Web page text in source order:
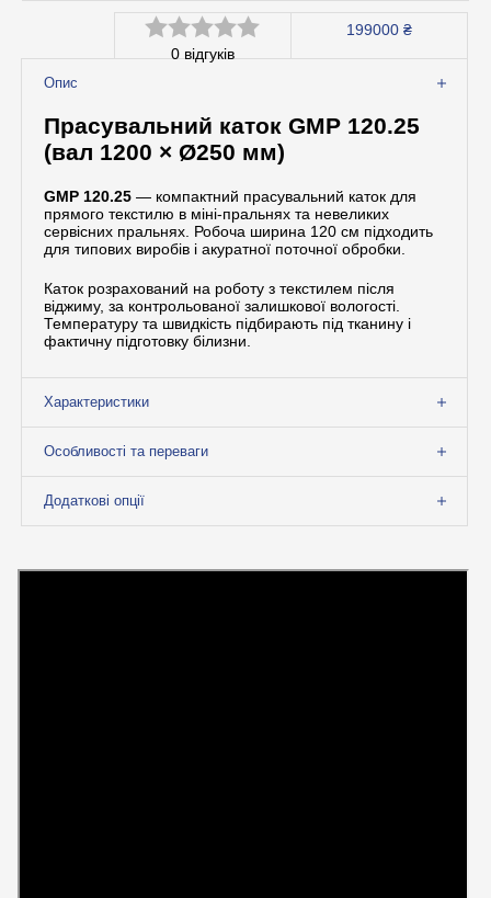
Допоміжне обладнання
Професійна хімія
Оцінено
0
з
5
0 відгуків
199000 ₴
Опис
Прасувальний каток GMP 120.25
(вал 1200 × Ø250 мм)
GMP 120.25 — компактний прасувальний каток для
прямого текстилю в міні-пральнях та невеликих
сервісних пральнях. Робоча ширина 120 см підходить
для типових виробів і акуратної поточної обробки.
Каток розрахований на роботу з текстилем після
віджиму, за контрольованої залишкової вологості.
Температуру та швидкість підбирають під тканину і
фактичну підготовку білизни.
Характеристики
Особливості та переваги
Додаткові опції